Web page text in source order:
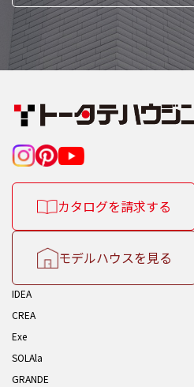
カタログを請求する
モデルハウスを見る
IDEA
CREA
Exe
SOLAla
GRANDE